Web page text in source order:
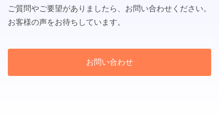
ご質問やご要望がありましたら、お問い合わせください。
お客様の声をお待ちしています。
お問い合わせ